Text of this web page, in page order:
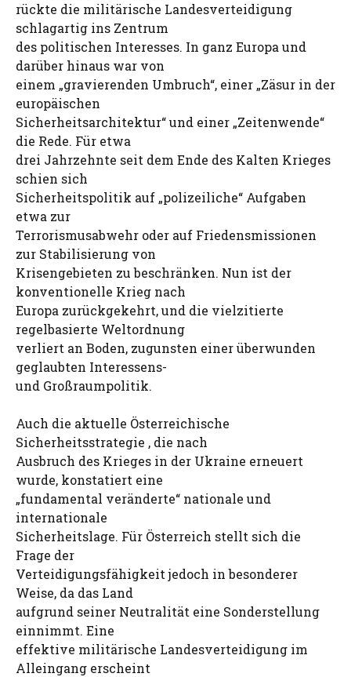
rückte die militärische Landesverteidigung
schlagartig ins Zentrum
des politischen Interesses. In ganz Europa und
darüber hinaus war von
einem „gravierenden Umbruch“, einer „Zäsur in der
europäischen
Sicherheitsarchitektur“ und einer „Zeitenwende“
die Rede. Für etwa
drei Jahrzehnte seit dem Ende des Kalten Krieges
schien sich
Sicherheitspolitik auf „polizeiliche“ Aufgaben
etwa zur
Terrorismusabwehr oder auf Friedensmissionen
zur Stabilisierung von
Krisengebieten zu beschränken. Nun ist der
konventionelle Krieg nach
Europa zurückgekehrt, und die vielzitierte
regelbasierte Weltordnung
verliert an Boden, zugunsten einer überwunden
geglaubten Interessens-
und Großraumpolitik.
Auch die aktuelle Österreichische
Sicherheitsstrategie , die nach
Ausbruch des Krieges in der Ukraine erneuert
wurde, konstatiert eine
„fundamental veränderte“ nationale und
internationale
Sicherheitslage. Für Österreich stellt sich die
Frage der
Verteidigungsfähigkeit jedoch in besonderer
Weise, da das Land
aufgrund seiner Neutralität eine Sonderstellung
einnimmt. Eine
effektive militärische Landesverteidigung im
Alleingang erscheint